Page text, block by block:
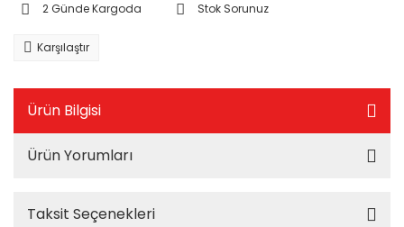
2 Günde Kargoda Stok Sorunuz
Karşılaştır
Ürün Bilgisi
Ürün Yorumları
Taksit Seçenekleri